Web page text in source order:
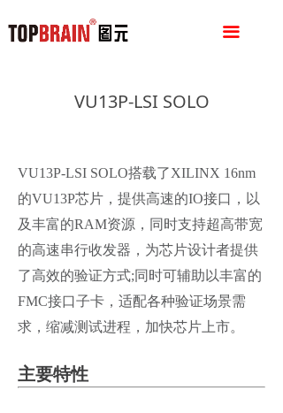
끀
VU13P-LSI SOLO
VU13P-LSI SOLO搭载了XILINX 16nm
的VU13P芯片，提供高速的IO接口，以
及丰富的RAM资源，同时支持超高带宽
的高速串行收发器，为芯片设计者提供
了高效的验证方式;同时可辅助以丰富的
FMC接口子卡，适配各种验证场景需
求，缩减测试进程，加快芯片上市。
主要特性